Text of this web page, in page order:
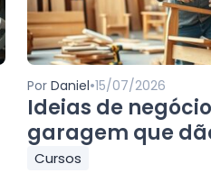
PorDaniel•15/07/2026
Ideias de
garagem que
Cursos